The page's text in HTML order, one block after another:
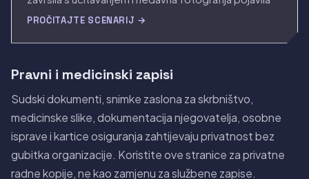
se u kutu, u punoj velicini na ekranu velicine tableta,
PROČITAJTE SCENARIJ →
Pravni i medicinski zapisi
Sudski dokumenti, snimke zaslona za skrbništvo,
medicinske slike, dokumentacija njegovatelja, osobne
isprave i kartice osiguranja zahtijevaju privatnost bez
gubitka organizacije. Koristite ove stranice za privatne
radne kopije, ne kao zamjenu za službene zapise.